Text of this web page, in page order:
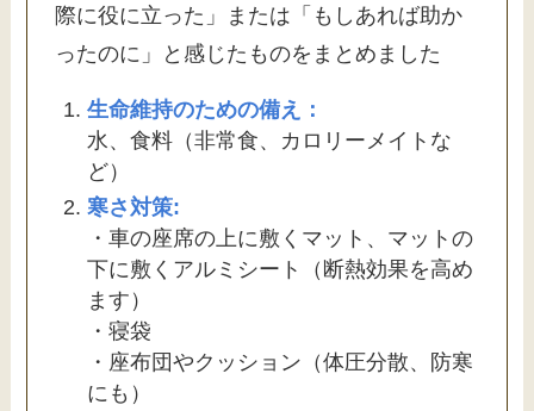
際に役に立った」または「もしあれば助か
ったのに」と感じたものをまとめました
生命維持のための備え：
水、食料（非常食、カロリーメイトな
ど）
寒さ対策:
・車の座席の上に敷くマット、マットの
下に敷くアルミシート（断熱効果を高め
ます）
・寝袋
・座布団やクッション（体圧分散、防寒
にも）